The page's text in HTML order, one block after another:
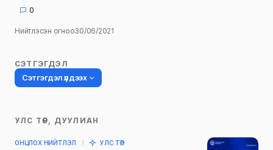
0
Нийтлэсэн огноо30/06/2021
СЭТГЭГДЭЛ
Сэтгэгдэл үлдээх
Таны имэйл хаягийг нийтлэхгүй.
УЛС ТӨР, ДУУЛИАН
ОНЦЛОХ НИЙТЛЭЛ УЛС ТӨР